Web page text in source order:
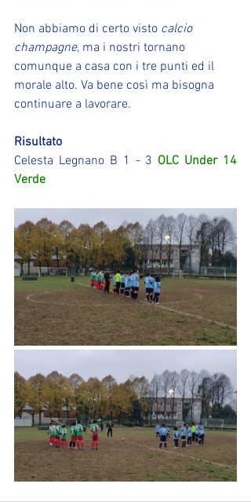
Non abbiamo di certo visto calcio
champagne, ma i nostri tornano
comunque a casa con i tre punti ed il
morale alto. Va bene così ma bisogna
continuare a lavorare.
Risultato
Celesta Legnano B 1 - 3 OLC Under 14
Verde